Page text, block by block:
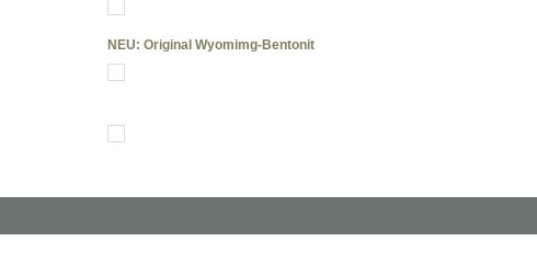
NEU: Original Wyomimg-Bentonit